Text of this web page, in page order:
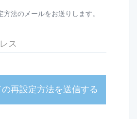
法のメールをお送りします。
再設定方法を送信する